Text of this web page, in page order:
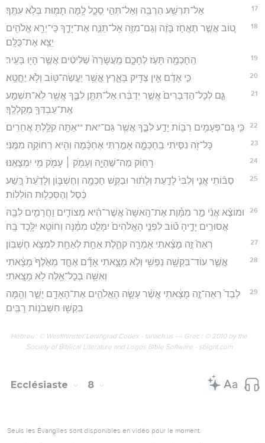
17 אַל־תִּרְשַׁ֥ע הַרְבֵּ֖ה וְאַל־תְּהִ֣י סָכָ֑ל לָ֥מָּה תָמ֖וּת בְּלֹ֥א עִתֶּֽךָ׃
18
ט֚וֹב אֲשֶׁ֣ר תֶּאֱחֹ֣ז בָּזֶ֔ה וְגַם־מִזֶּ֖ה אַל־תַּנַּ֣ח אֶת־יָדֶ֑ךָ כִּֽי־יְרֵ֥א אֱלֹהִ֖ים
יֵצֵ֥א אֶת־כֻּלָּֽם׃
19 הַֽחָכְמָ֖ה תָּעֹ֣ז לֶחָכָ֑ם מֵֽעֲשָׂרָה֙ שַׁלִּיטִ֔ים אֲשֶׁ֥ר הָי֖וּ בָּעִֽיר׃
20 כִּ֣י אָדָ֔ם אֵ֥ין צַדִּ֖יק בָּאָ֑רֶץ אֲשֶׁ֥ר יַעֲשֶׂה־טּ֖וֹב וְלֹ֥א יֶחֱטָֽא׃
21
גַּ֤ם לְכָל־הַדְּבָרִים֙ אֲשֶׁ֣ר יְדַבֵּ֔רוּ אַל־תִּתֵּ֖ן לִבֶּ֑ךָ אֲשֶׁ֥ר לֹֽא־תִשְׁמַ֥ע
אֶֽת־עַבְדְּךָ֖ מְקַלְלֶֽךָ׃
22 כִּ֛י גַּם־פְּעָמִ֥ים רַבּ֖וֹת יָדַ֣ע לִבֶּ֑ךָ אֲשֶׁ֥ר גַּם־*את **אַתָּ֖ה קִלַּ֥לְתָּ אֲחֵרִֽים׃
23 כָּל־זֹ֖ה נִסִּ֣יתִי בַֽחָכְמָ֑ה אָמַ֣רְתִּי אֶחְכָּ֔מָה וְהִ֖יא רְחוֹקָ֥ה מִמֶּֽנִּי׃
24 רָח֖וֹק מַה־שֶּׁהָיָ֑ה וְעָמֹ֥ק ׀ עָמֹ֖ק מִ֥י יִמְצָאֶֽנּוּ׃
25
סַבּ֨וֹתִֽי אֲנִ֤י וְלִבִּי֙ לָדַ֣עַת וְלָת֔וּר וּבַקֵּ֥שׁ חָכְמָ֖ה וְחֶשְׁבּ֑וֹן וְלָדַ֙עַת֙ רֶ֣שַׁע
כֶּ֔סֶל וְהַסִּכְל֖וּת הוֹלֵלֽוֹת׃
26
וּמוֹצֶ֨א אֲנִ֜י מַ֣ר מִמָּ֗וֶת אֶת־הָֽאִשָּׁה֙ אֲשֶׁר־הִ֨יא מְצוֹדִ֧ים וַחֲרָמִ֛ים לִבָּ֖הּ
אֲסוּרִ֣ים יָדֶ֑יהָ ט֞וֹב לִפְנֵ֤י הָאֱלֹהִים֙ יִמָּלֵ֣ט מִמֶּ֔נָּה וְחוֹטֵ֖א יִלָּ֥כֶד בָּֽהּ׃
27 רְאֵה֙ זֶ֣ה מָצָ֔אתִי אָמְרָ֖ה קֹהֶ֑לֶת אַחַ֥ת לְאַחַ֖ת לִמְצֹ֥א חֶשְׁבּֽוֹן׃
28
אֲשֶׁ֛ר עוֹד־בִּקְשָׁ֥ה נַפְשִׁ֖י וְלֹ֣א מָצָ֑אתִי אָדָ֞ם אֶחָ֤ד מֵאֶ֙לֶף֙ מָצָ֔אתִי
וְאִשָּׁ֥ה בְכָל־אֵ֖לֶּה לֹ֥א מָצָֽאתִי׃
29
לְבַד֙ רְאֵה־זֶ֣ה מָצָ֔אתִי אֲשֶׁ֨ר עָשָׂ֧ה הָאֱלֹהִ֛ים אֶת־הָאָדָ֖ם יָשָׁ֑ר וְהֵ֥מָּה
בִקְשׁ֖וּ חִשְּׁבֹנ֥וֹת רַבִּֽים׃
Hébreu : © Westminster Leningrad Codex - tanach.us --- Grec : © 2010 by the
Society of Biblical Literature and Logos Bible Software - sblgnt.com
Ecclésiaste 8
Seuls les Évangiles sont disponibles en vidéo pour le moment.